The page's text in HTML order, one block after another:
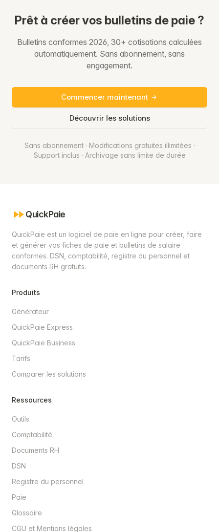
Prêt à créer vos bulletins de paie ?
Bulletins conformes 2026, 30+ cotisations calculées
automatiquement. Sans abonnement, sans
engagement.
Commencer maintenant
Découvrir les solutions
Sans abonnement · Modifications gratuites illimitées ·
Support inclus · Archivage sans limite de durée
QuickPaie
QuickPaie est un logiciel de paie en ligne pour créer, faire
et générer vos fiches de paie et bulletins de salaire
conformes. DSN, comptabilité, registre du personnel et
documents RH gratuits.
Produits
Générateur
QuickPaie Express
QuickPaie Business
Tarifs
Comparer les solutions
Ressources
Outils
Comptabilité
Documents RH
DSN
Registre du personnel
Paie
Glossaire
CGU et Mentions légales